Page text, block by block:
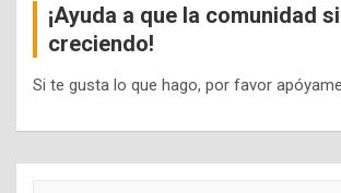
¡Ayuda a que la comunidad
creciendo!
Si te gusta lo que hago, por favor